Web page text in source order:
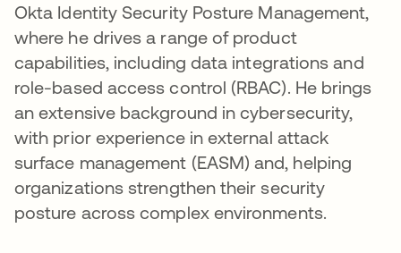
Okta Identity Security Posture Management,
where he drives a range of product
capabilities, including data integrations and
role-based access control (RBAC). He brings
an extensive background in cybersecurity,
with prior experience in external attack
surface management (EASM) and, helping
organizations strengthen their security
posture across complex environments.